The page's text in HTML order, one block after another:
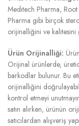
Meditech Pharma,
Pharma gibi birçok
orijinalliğini ve kalitesini
Ürün Orijinalliği:
Orijinal ürünlerde,
barkodlar bulunur. Bu
orijinalliğini
kontrol etmeyi
satın alırken, ürünün
satıcılardan alışveriş